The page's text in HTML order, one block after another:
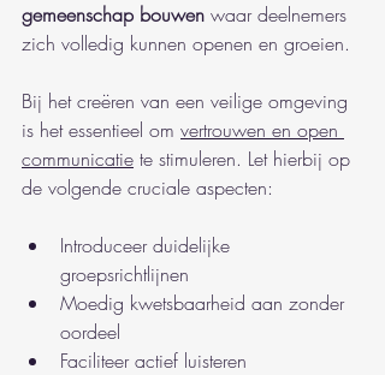
gemeenschap bouwen waar deelnemers
zich volledig kunnen openen en groeien.
Bij het creëren van een veilige omgeving
is het essentieel om vertrouwen en open
communicatie te stimuleren. Let hierbij op
de volgende cruciale aspecten:
Introduceer duidelijke
groepsrichtlijnen
Moedig kwetsbaarheid aan zonder
oordeel
Faciliteer actief luisteren